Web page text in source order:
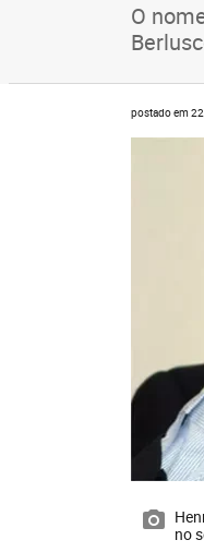
O
postado em
no